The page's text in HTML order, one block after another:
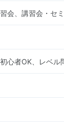
会、講習会・セ
心者OK、レベル